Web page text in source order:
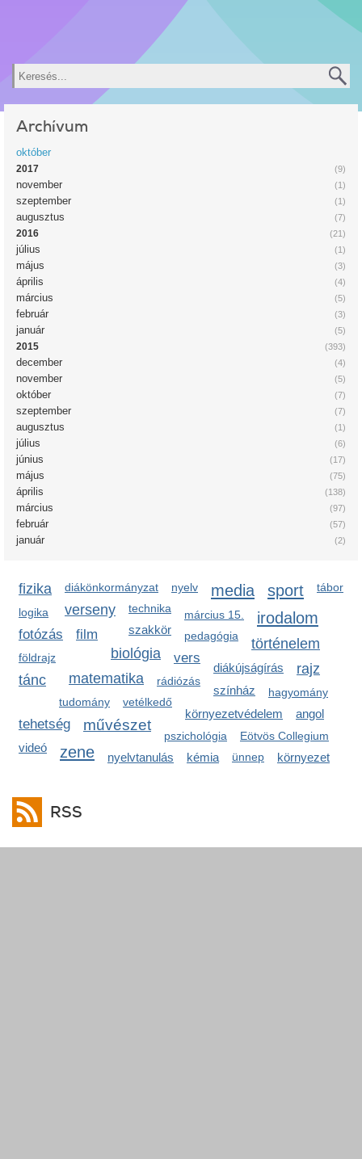
Keresés
Archívum
október
(9)
2017
(1)
november
(1)
szeptember
(7)
augusztus
(21)
2016
(1)
július
(3)
május
(4)
április
(5)
március
(3)
február
(5)
január
(393)
2015
(4)
december
(5)
november
(7)
október
(7)
szeptember
(1)
augusztus
(6)
július
(17)
június
(75)
május
(138)
április
(97)
március
(57)
február
(2)
január
fizika diákönkormányzat nyelv media sport
verseny technika március 15.
tábor
irodalom
szakkör
fotózás film pedagógia történelem
biológia vers
földrajz
diákújságírás
matematika
rajz
tánc rádiózás
színház hagyomány
tudomány vetélkedő
környezetvédelem
tehetség művészet
pszichológia
angol
Eötvös Collegium
videó zene nyelvtanulás kémia
logika
ünnep környezet
RSS